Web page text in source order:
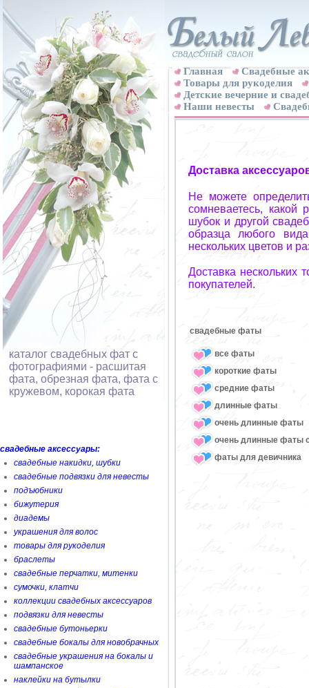
каталог свадебных фат с
фотографиями - расшитая
фата, обрезная фата, фата с
кружевом, корокая фата
свадебные аксессуары:
свадебные накидки, шубки
свадебные подвязки для невесты
подъюбники
бижутерия
диадемы
украшения для волос
товары для рукоделия
браслеты
свадебные перчатки, митенки
сумочки, клатчи
коллекции свадебных аксессуаров
подвязки для невесты
свадебные бутоньерки
свадебные бокалы для новобрачных
свадебные украшения на бокалы и
шампанское
наклейки на бутылки
Главная
Свадебные
Товары для рукоделия
Детские вечерние и
Наши невесты
Доставка
Не можете
сомневаетесь, какой
шубок и другой
образца любого
нескольких цветов и
Доставка нескольких
покупателей.
свадебные фаты
все фаты
короткие фаты
средние фаты
длинные фаты
очень длинные фаты
очень длинные фаты
фаты для девичника